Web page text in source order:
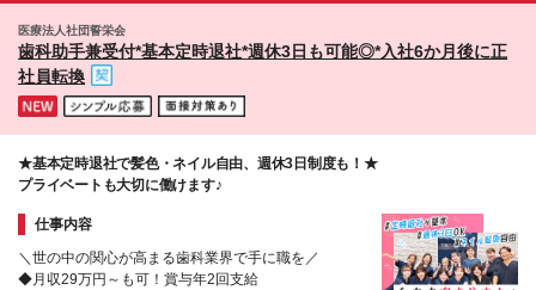
給 ※固定残業時間は固定残業代の算出根拠を示すもの
業時間は5時間程度です ＜手当も充実！＞ ◎土日出勤
手当 15,000円（規定あり）※土日両方ご出勤の固定
シフトの場合 ◎交通費上限2万円まで支給 ※相談可 ■
賞与：年2回 ＊ 初年度は入職時期や貢献度に応じて支
給 ＊ 昨年実績 2ヶ月／年 ■ 昇給：年1回（実績・医院
（※） ・かわぐちキャスティ駅前デンタルクリニッ
キューズモール医院 ※転居を伴う転勤はありません
なり、給与が異なります 町田東急ツインズ医院の
み、診療19時半までとなります
医療法人社団誓栄会
歯科助手兼受付*基本定時退社*週休3日も可能◎*入社6か月後に正
社員転換
★基本定時退社で髪色・ネイル自由、週休3日制度も！★
プライベートも大切に働けます♪
仕事内容
＼世の中の関心が高まる歯科業界で手に職を／
◆月収29万円～も可！賞与年2回支給